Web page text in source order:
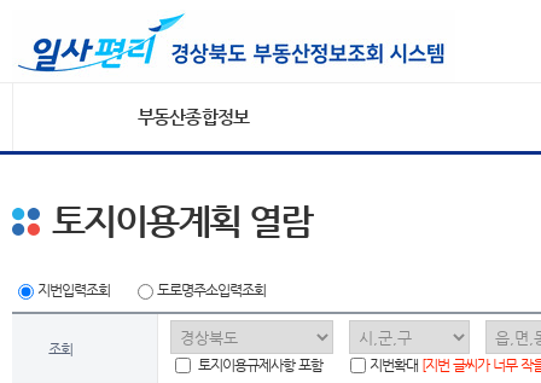
부동산종합정보
토지이용계획 열람
지번입력조회 도로명주소입력조회
조회
토지이용규제사항 포함
지번확대 [지번 글씨가 너무 작